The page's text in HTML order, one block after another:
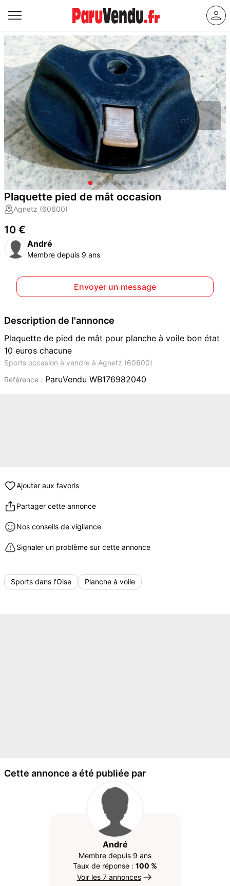
Plaquette pied de mât occasion
Agnetz (60600)
10 €
André
Membre depuis 9 ans
Envoyer un message
Description de l'annonce
Plaquette de pied de mât pour planche à voile bon état
10 euros chacune
Sports occasion à vendre à Agnetz (60600)
Référence : ParuVendu WB176982040
Ajouter aux favoris
Partager cette annonce
Nos conseils de vigilance
Signaler un problème sur cette annonce
Sports dans l'Oise Planche à voile
Cette annonce a été publiée par
André
Membre depuis 9 ans
Taux de réponse : 100 %
Voir les 7 annonces